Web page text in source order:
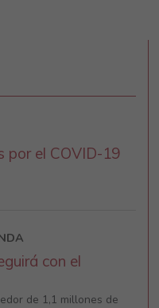
por el COVID-19
con el
de 1,1 millones de